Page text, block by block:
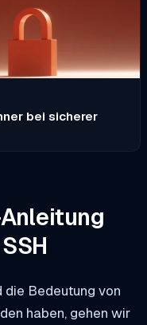
bei sicherer
die Bedeutung von
haben, gehen wir